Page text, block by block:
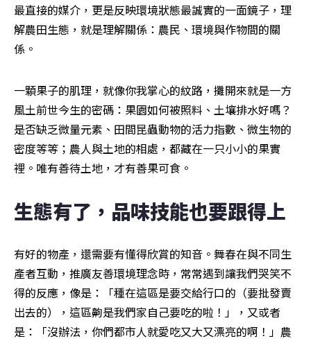
最直接的媒介，更是反映環境狀態最誠實的一面鏡子，理
解農田生態，就是理解關係：農民、環境與作物間的關
係。
一顆果子的肌理，就像你我掌心的紋路，攤開來就是一方
風土前世今生的密碼：果園如何被照料、土壤排水好嗎？
是否缺乏微量元素、田間昆蟲動物的活力指數、微生物的
密度等等；農人與土地的相處，都藏在一只小小的果實
裡。唯有善待土地，才有善果可食。
生態有了，品味技能也要跟得上
有好的物產，還需要有懂得欣賞的知音。舞春在與不同生
產者互動，推廣友善環境理念時，常常遇到讓我們哭笑不
得的反應，像是：「種在這區是要交給行口的（要批發賣
出去的），這區齁是我們家自己要吃的啦！」，又或者
是：「沒辦法，你們都市人就愛吃又大又漂亮的啊！」農